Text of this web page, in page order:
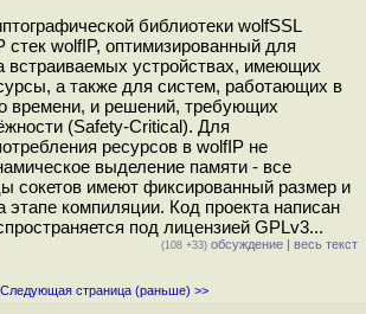
библиотеки wolfSSL
стек wolfIP, оптимизированный для
встраиваемых устройствах, имеющих
а также для систем, работающих в
времени, и решений, требующих
(Safety-Critical). Для
ресурсов в wolfIP не
выделение памяти - все
сокетов имеют фиксированный размер и
этапе компиляции. Код проекта написан
под лицензией GPLv3...
(108 +33) обсуждение | весь текст
Следующая страница (раньше) >>